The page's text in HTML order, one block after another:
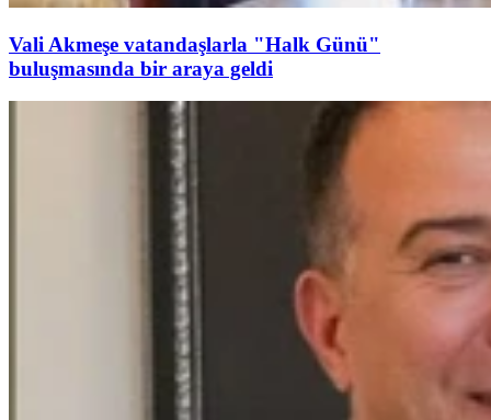
Vali Akmeşe vatandaşlarla "Halk Günü"
buluşmasında bir araya geldi